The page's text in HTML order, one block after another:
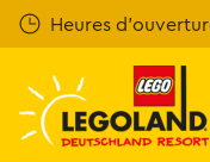
Skip
to
content
Heures